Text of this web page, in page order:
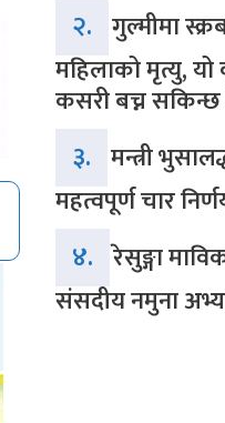
२. गुल्मीमा
महिलाको मृत्यु, यो
कसरी बच्न सकिन्छ
३. मन्त्री
महत्वपूर्ण चार
४. रेसुङ्गा
संसदीय नमुना